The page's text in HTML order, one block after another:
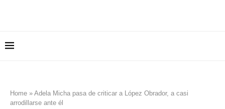
Home » Adela Micha pasa de criticar a López Obrador, a casi
arrodillarse ante él